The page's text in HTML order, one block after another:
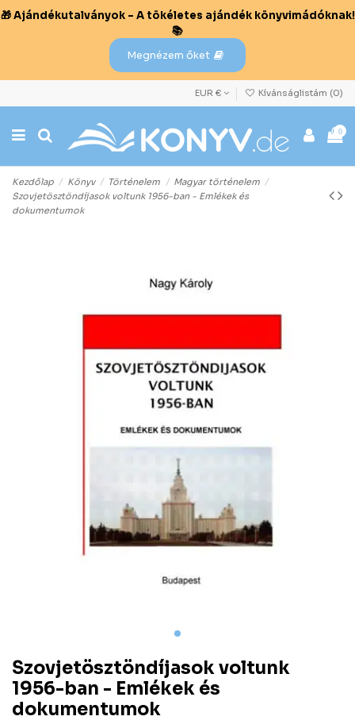
🎁 Ajándékutalványok – A tökéletes ajándék könyvimádóknak!
📚
Megnézem őket
EUR € Kívánságlistám (0)
0
Kezdőlap Könyv Történelem
Magyar történelem
Szovjetösztöndíjasok voltunk 1956-ban - Emlékek és
dokumentumok
Szovjetösztöndíjasok voltunk
1956-ban - Emlékek és
dokumentumok